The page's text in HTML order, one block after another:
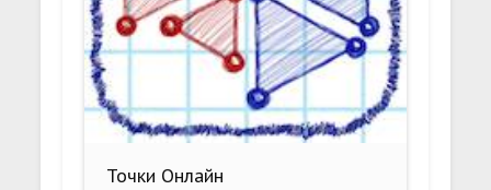
Точки Онлайн